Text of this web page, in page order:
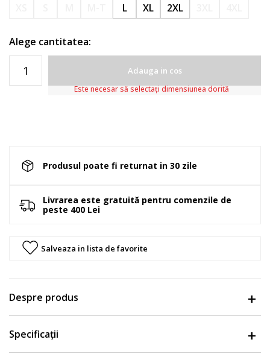
L XL 2XL
Alege cantitatea:
Adauga in cos
Este necesar să selectați dimensiunea dorită
Produsul poate fi returnat in 30 zile
Livrarea este gratuită pentru comenzile de
peste 400 Lei
Salveaza in lista de favorite
Despre produs
Specificații